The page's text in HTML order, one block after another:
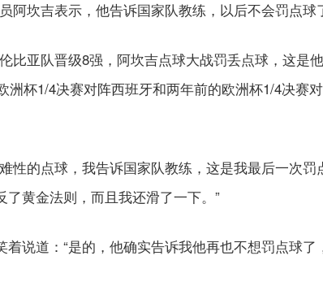
阿坎吉表示，他告诉国家队教练，以后不会罚点球
比亚队晋级8强，阿坎吉点球大战罚丢点球，这是
洲杯1/4决赛对阵西班牙和两年前的欧洲杯1/4决赛
性的点球，我告诉国家队教练，这是我最后一次罚
黄金法则，而且我还滑了一下。”
说道：“是的，他确实告诉我他再也不想罚点球了